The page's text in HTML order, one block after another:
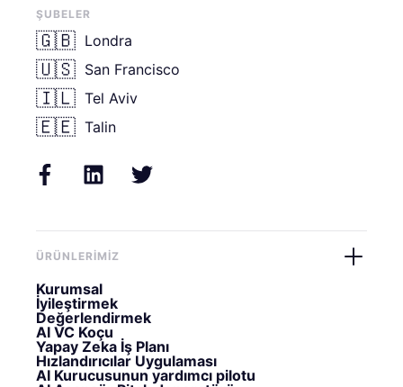
ŞUBELER
🇬🇧 Londra
🇺🇸 San Francisco
🇮🇱 Tel Aviv
🇪🇪 Talin
ÜRÜNLERIMIZ
Kurumsal
İyileştirmek
Değerlendirmek
AI VC Koçu
Yapay Zeka İş Planı
Hızlandırıcılar Uygulaması
AI Kurucusunun yardımcı pilotu